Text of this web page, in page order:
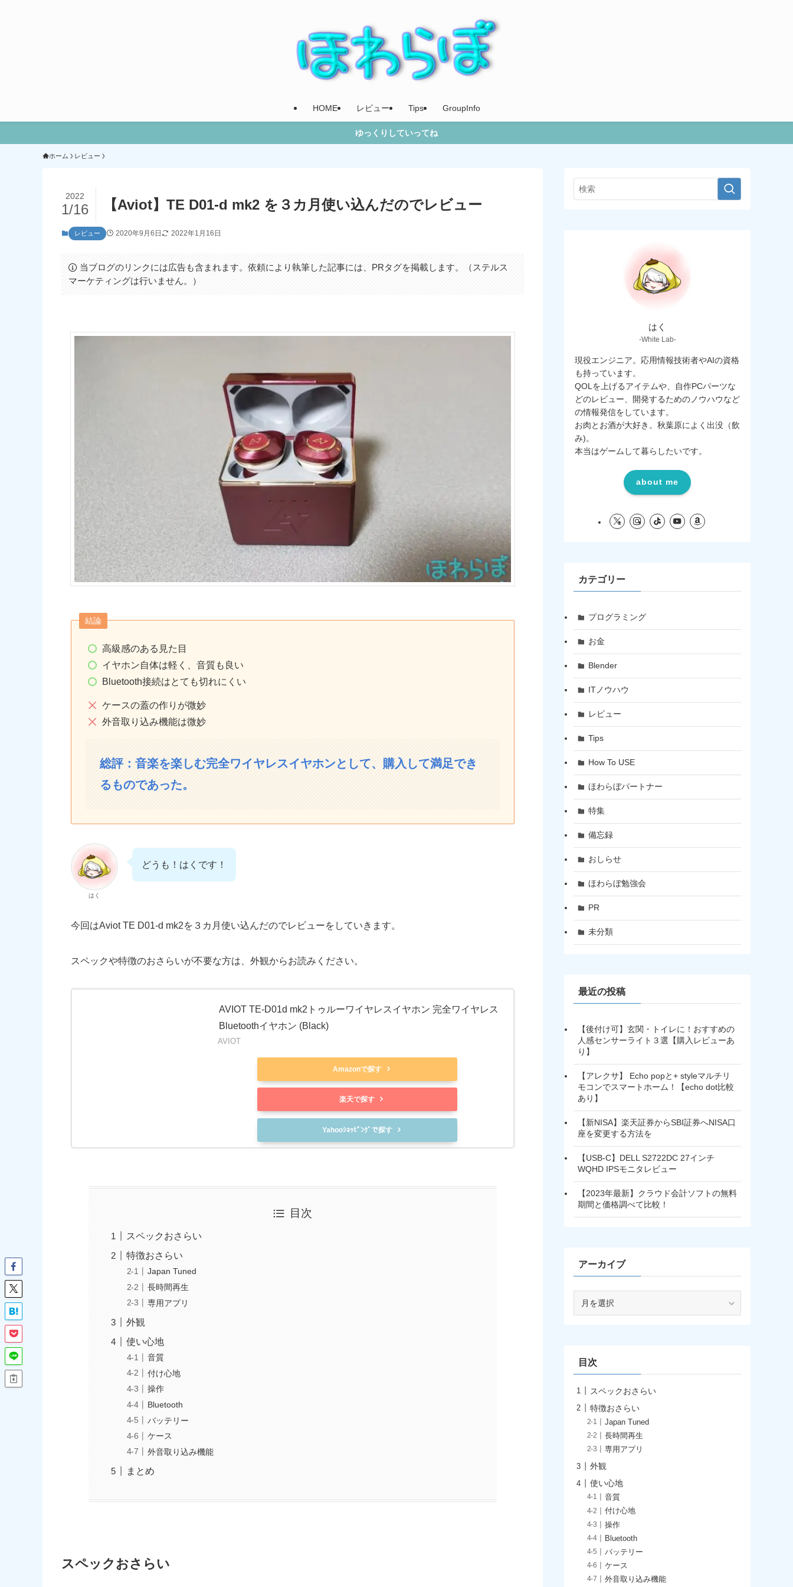
HOME レビュー Tips GroupInfo
ゆっくりしていってね
ホーム レビュー
【Aviot】TE D01-d mk2 を３カ月使い込んだのでレビュー
2022
1/16
レビュー 2020年9月6日 2022年1月16日
当ブログのリンクには広告も含まれます。依頼により執筆した記事には、PRタグを掲載します。（ステルス
マーケティングは行いません。）
結論
高級感のある見た目
イヤホン自体は軽く、音質も良い
Bluetooth接続はとても切れにくい
ケースの蓋の作りが微妙
外音取り込み機能は微妙
総評：音楽を楽しむ完全ワイヤレスイヤホンとして、購入して満足でき
るものであった。
はく
どうも！はくです！
今回はAviot TE D01-d mk2を３カ月使い込んだのでレビューをしていきます。
スペックや特徴のおさらいが不要な方は、外観からお読みください。
AVIOT TE-D01d mk2トゥルーワイヤレスイヤホン 完全ワイヤレス
Bluetoothイヤホン (Black)
AVIOT
Amazonで探す
楽天で探す
Yahooｼｮｯﾋﾟﾝｸﾞで探す
目次
スペックおさらい
特徴おさらい
Japan Tuned
長時間再生
専用アプリ
外観
使い心地
音質
付け心地
操作
Bluetooth
バッテリー
ケース
外音取り込み機能
まとめ
スペックおさらい
はく
-White Lab-
現役エンジニア。応用情報技術者やAIの資格
も持っています。
QOLを上げるアイテムや、自作PCパーツな
どのレビュー、開発するためのノウハウなど
の情報発信をしています。
お肉とお酒が大好き。秋葉原によく出没（飲
み)。
本当はゲームして暮らしたいです。
about me
カテゴリー
プログラミング
お金
Blender
ITノウハウ
レビュー
Tips
How To USE
ほわらぼパートナー
特集
備忘録
おしらせ
ほわらぼ勉強会
PR
未分類
最近の投稿
【後付け可】玄関・トイレに！おすすめの
人感センサーライト３選【購入レビューあ
り】
【アレクサ】 Echo popと+ styleマルチリ
モコンでスマートホーム！【echo dot比較
あり】
【新NISA】楽天証券からSBI証券へNISA口
座を変更する方法を
【USB-C】DELL S2722DC 27インチ
WQHD IPSモニタレビュー
【2023年最新】クラウド会計ソフトの無料
期間と価格調べて比較！
アーカイブ
目次
スペックおさらい
特徴おさらい
Japan Tuned
長時間再生
専用アプリ
外観
使い心地
音質
付け心地
操作
Bluetooth
バッテリー
ケース
外音取り込み機能